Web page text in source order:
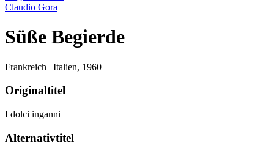
Claudio Gora
Süße Begierde
Frankreich | Italien, 1960
Originaltitel
I dolci inganni
Alternativtitel